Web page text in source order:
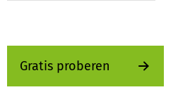
Gratis proberen